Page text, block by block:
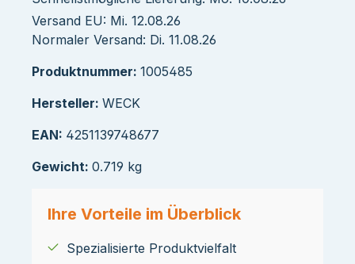
Versand EU: Mi. 12.08.26
Normaler Versand: Di. 11.08.26
Produktnummer: 1005485
Hersteller: WECK
EAN: 4251139748677
Gewicht: 0.719 kg
Ihre Vorteile im Überblick
Spezialisierte Produktvielfalt